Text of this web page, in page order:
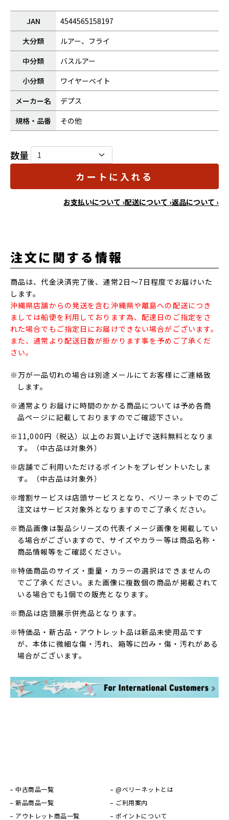
JAN
4544565158197
大分類
ルアー、フライ
中分類
バスルアー
小分類
ワイヤーベイト
メーカー名
デプス
規格・品番
その他
数量
カートに入れる
お支払いについて ›配送について ›返品について ›
注文に関する情報
商品は、代金決済完了後、通常2日～7日程度でお届けいた
します。
沖縄県店舗からの発送を含む沖縄県や離島への配送につき
ましては船便を利用しております為、配達日のご指定をさ
れた場合でもご指定日にお届けできない場合がございます。
また、通常より配送日数が掛かります事を予めご了承くだ
さい。
※万が一品切れの場合は別途メールにてお客様にご連絡致
します。
※通常よりお届けに時間のかかる商品については予め各商
品ページに記載しておりますのでご確認下さい。
※11,000円（税込）以上のお買い上げで送料無料となりま
す。（中古品は対象外）
※店舗でご利用いただけるポイントをプレゼントいたしま
す。（中古品は対象外）
※増割サービスは店頭サービスとなり、ベリーネットでのご
注文はサービス対象外となりますのでご了承ください。
※商品画像は製品シリーズの代表イメージ画像を掲載してい
る場合がございますので、サイズやカラー等は商品名称・
商品情報等をご確認ください。
※特価商品のサイズ・重量・カラーの選択はできませんの
でご了承ください。また画像に複数個の商品が掲載されて
いる場合でも1個での販売となります。
※商品は店頭展示併売品となります。
※特価品・新古品・アウトレット品は新品未使用品です
が、本体に微細な傷・汚れ、箱等に凹み・傷・汚れがある
場合がございます。
中古商品一覧
新品商品一覧
アウトレット商品一覧
@ベリーネットとは
ご利用案内
ポイントについて